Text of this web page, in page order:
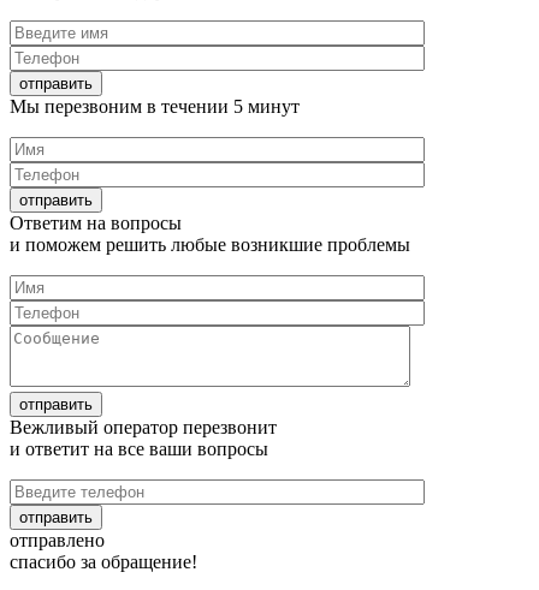
Мы перезвоним в течении 5 минут
Ответим на вопросы
и поможем решить любые возникшие проблемы
Вежливый оператор перезвонит
и ответит на все ваши вопросы
отправлено
спасибо за обращение!